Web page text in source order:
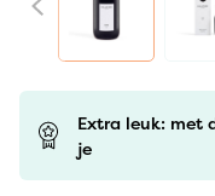
Extra leuk: met
je